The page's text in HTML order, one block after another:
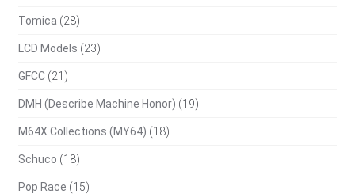
Tomica (28)
LCD Models (23)
GFCC (21)
DMH (Describe Machine Honor) (19)
M64X Collections (MY64) (18)
Schuco (18)
Pop Race (15)